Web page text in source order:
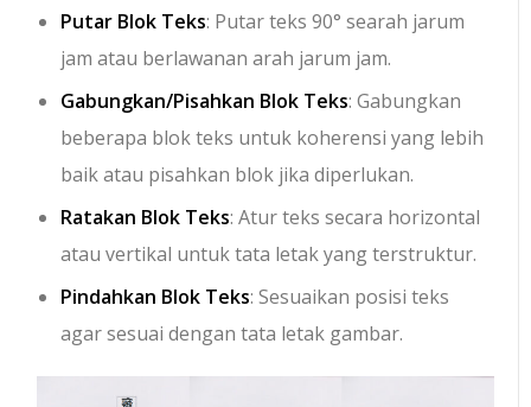
Putar Blok Teks: Putar teks 90° searah jarum
jam atau berlawanan arah jarum jam.
Gabungkan/Pisahkan Blok Teks: Gabungkan
beberapa blok teks untuk koherensi yang lebih
baik atau pisahkan blok jika diperlukan.
Ratakan Blok Teks: Atur teks secara horizontal
atau vertikal untuk tata letak yang terstruktur.
Pindahkan Blok Teks: Sesuaikan posisi teks
agar sesuai dengan tata letak gambar.